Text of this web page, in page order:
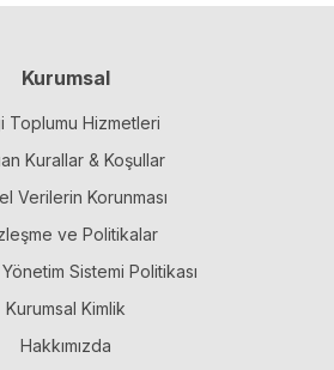
Kurumsal
Toplumu Hizmetleri
Kurallar & Koşullar
Verilerin Korunması
ve Politikalar
Sistemi Politikası
Kurumsal Kimlik
Hakkımızda